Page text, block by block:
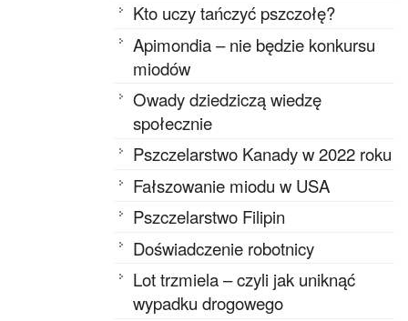
Kto uczy tańczyć pszczołę?
Apimondia – nie będzie konkursu
miodów
Owady dziedziczą wiedzę
społecznie
Pszczelarstwo Kanady w 2022 roku
Fałszowanie miodu w USA
Pszczelarstwo Filipin
Doświadczenie robotnicy
Lot trzmiela – czyli jak uniknąć
wypadku drogowego